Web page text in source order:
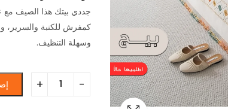
جددي بيتك هذا الصيف
كمفرش للكنبة والسرير،
وسهلة التنظيف.